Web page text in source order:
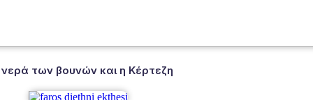
των βουνών και η Κέρτεζη